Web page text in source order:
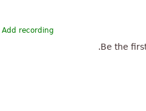
Add recording
Be the